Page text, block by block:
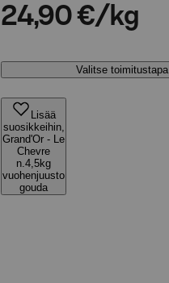
24,90 €/kg
Valitse toimitustapa
Lisää
suosikkeihin,
Grand'Or - Le
Chevre
n.4,5kg
vuohenjuusto
gouda